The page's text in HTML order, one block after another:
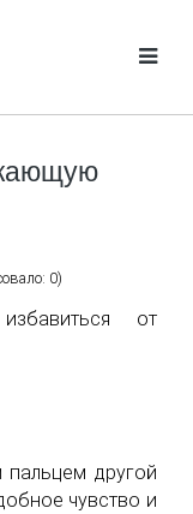
0)
от
другой
чувство и